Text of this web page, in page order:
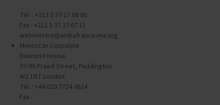
Tél. : +212 5 37 27 66 00
Fax : +212 5 37 27 67 11
webmestre@ambafrance-ma.org
Moroccan Consulate
Diamond House
97-99 Praed Street, Paddington
W2 1NT London
Tél. : +44 020 7724 0624